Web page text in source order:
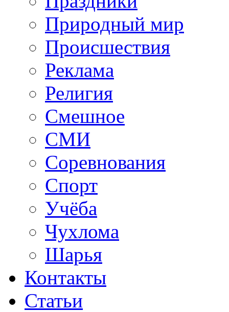
Природный мир
Происшествия
Реклама
Религия
Смешное
СМИ
Соревнования
Спорт
Учёба
Чухлома
Шарья
Контакты
Статьи